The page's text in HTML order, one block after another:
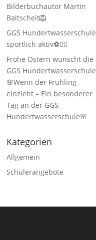
Bilderbuchautor Martin
Baltscheit🦁
GGS Hundertwasserschule
sportlich aktiv⚽🏃‍♂️
Frohe Ostern wünscht die
GGS Hundertwasserschule
🌸Wenn der Frühling
einzieht – Ein besonderer
Tag an der GGS
Hundertwasserschule🌸
Kategorien
Allgemein
Schülerangebote